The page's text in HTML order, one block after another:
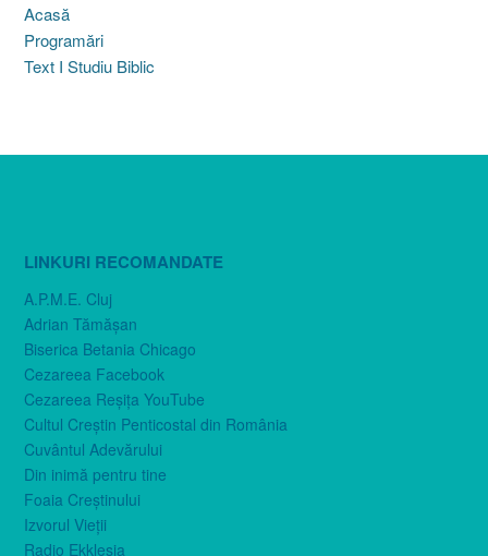
Acasă
Programări
Text I Studiu Biblic
LINKURI RECOMANDATE
A.P.M.E. Cluj
Adrian Tămăşan
Biserica Betania Chicago
Cezareea Facebook
Cezareea Reşiţa YouTube
Cultul Creştin Penticostal din România
Cuvântul Adevărului
Din inimă pentru tine
Foaia Creştinului
Izvorul Vieţii
Radio Ekklesia